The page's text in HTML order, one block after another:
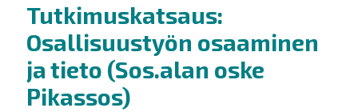
Tutkimuskatsaus:
Osallisuustyön osaaminen
ja tieto (Sos.alan oske
Pikassos)